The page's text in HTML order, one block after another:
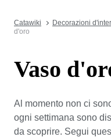
Catawiki Decorazioni
d'oro
Vaso
Al momento non ci
ogni settimana sono
da scoprire. Segui